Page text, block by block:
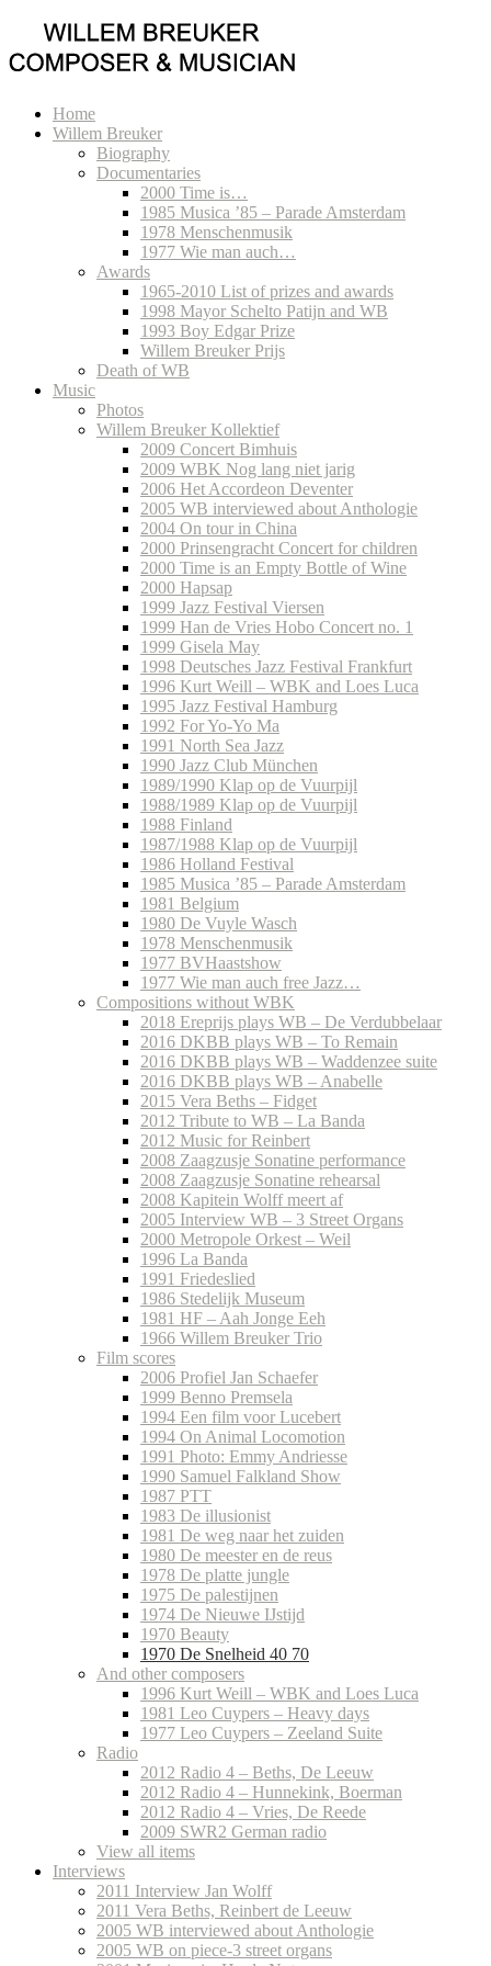
Home
Willem Breuker
Biography
Documentaries
2000 Time is…
1985 Musica ’85 – Parade Amsterdam
1978 Menschenmusik
1977 Wie man auch…
Awards
1965-2010 List of prizes and awards
1998 Mayor Schelto Patijn and WB
1993 Boy Edgar Prize
Willem Breuker Prijs
Death of WB
Music
Photos
Willem Breuker Kollektief
2009 Concert Bimhuis
2009 WBK Nog lang niet jarig
2006 Het Accordeon Deventer
2005 WB interviewed about Anthologie
2004 On tour in China
2000 Prinsengracht Concert for children
2000 Time is an Empty Bottle of Wine
2000 Hapsap
1999 Jazz Festival Viersen
1999 Han de Vries Hobo Concert no. 1
1999 Gisela May
1998 Deutsches Jazz Festival Frankfurt
1996 Kurt Weill – WBK and Loes Luca
1995 Jazz Festival Hamburg
1992 For Yo-Yo Ma
1991 North Sea Jazz
1990 Jazz Club München
1989/1990 Klap op de Vuurpijl
1988/1989 Klap op de Vuurpijl
1988 Finland
1987/1988 Klap op de Vuurpijl
1986 Holland Festival
1985 Musica ’85 – Parade Amsterdam
1981 Belgium
1980 De Vuyle Wasch
1978 Menschenmusik
1977 BVHaastshow
1977 Wie man auch free Jazz…
Compositions without WBK
2018 Ereprijs plays WB – De Verdubbelaar
2016 DKBB plays WB – To Remain
2016 DKBB plays WB – Waddenzee suite
2016 DKBB plays WB – Anabelle
2015 Vera Beths – Fidget
2012 Tribute to WB – La Banda
2012 Music for Reinbert
2008 Zaagzusje Sonatine performance
2008 Zaagzusje Sonatine rehearsal
2008 Kapitein Wolff meert af
2005 Interview WB – 3 Street Organs
2000 Metropole Orkest – Weil
1996 La Banda
1991 Friedeslied
1986 Stedelijk Museum
1981 HF – Aah Jonge Eeh
1966 Willem Breuker Trio
Film scores
2006 Profiel Jan Schaefer
1999 Benno Premsela
1994 Een film voor Lucebert
1994 On Animal Locomotion
1991 Photo: Emmy Andriesse
1990 Samuel Falkland Show
1987 PTT
1983 De illusionist
1981 De weg naar het zuiden
1980 De meester en de reus
1978 De platte jungle
1975 De palestijnen
1974 De Nieuwe IJstijd
1970 Beauty
1970 De Snelheid 40 70
And other composers
1996 Kurt Weill – WBK and Loes Luca
1981 Leo Cuypers – Heavy days
1977 Leo Cuypers – Zeeland Suite
Radio
2012 Radio 4 – Beths, De Leeuw
2012 Radio 4 – Hunnekink, Boerman
2012 Radio 4 – Vries, De Reede
2009 SWR2 German radio
View all items
Interviews
2011 Interview Jan Wolff
2011 Vera Beths, Reinbert de Leeuw
2005 WB interviewed about Anthologie
2005 WB on piece-3 street organs